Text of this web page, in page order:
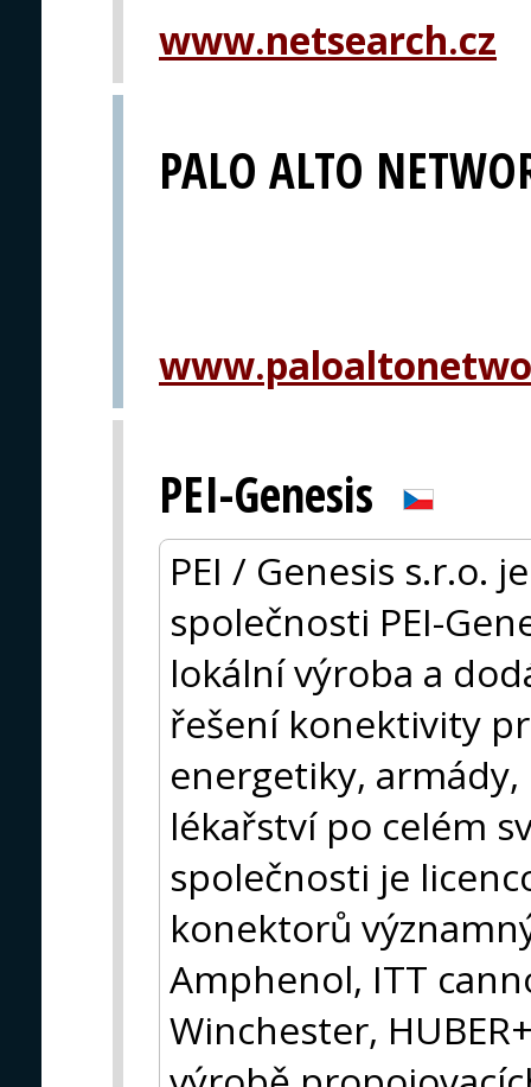
www.netsearch.cz
PALO ALTO
PEI-Genesis
PEI / Genesis s.r.o.
společnosti PEI-
lokální výroba a
řešení konektivity
energetiky,
lékařství po celém
společnosti je
konektorů
Amphenol, ITT
Winchester,